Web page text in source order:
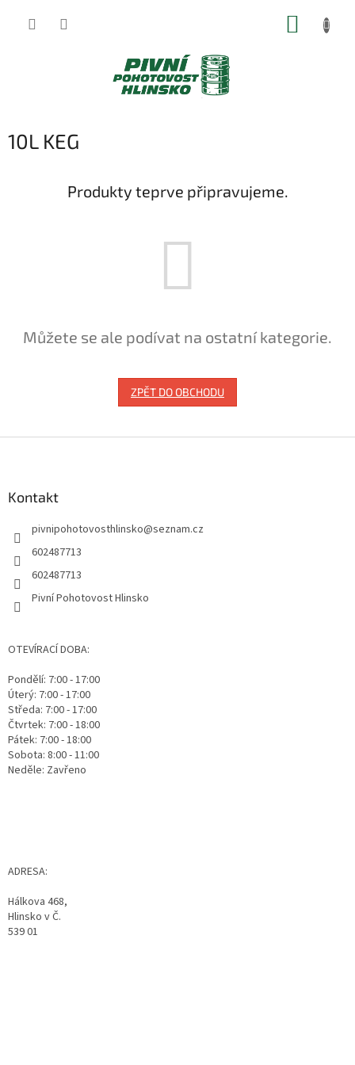
10L KEG
Produkty teprve připravujeme.
Můžete se ale podívat na ostatní kategorie.
ZPĚT DO OBCHODU
Kontakt
pivnipohotovosthlinsko@seznam.cz
602487713
602487713
Pivní Pohotovost Hlinsko
OTEVÍRACÍ DOBA:
Pondělí: 7:00 - 17:00
Úterý: 7:00 - 17:00
Středa: 7:00 - 17:00
Čtvrtek: 7:00 - 18:00
Pátek: 7:00 - 18:00
Sobota: 8:00 - 11:00
Neděle: Zavřeno
ADRESA:
Hálkova 468,
Hlinsko v Č.
539 01